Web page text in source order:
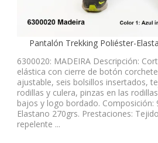
Pantalón Trekking Poliéster-
6300020: MADEIRA Descripción:
elástica con cierre de botón
ajustable, seis bolsillos insertados,
rodillas y culera, pinzas en las
bajos y logo bordado. Composición:
Elastano 270grs. Prestaciones:
repelente ...